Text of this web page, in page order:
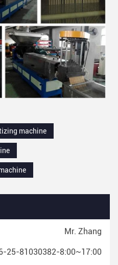
machine
Mr. Zhang
25-81030382-8:00~17:00